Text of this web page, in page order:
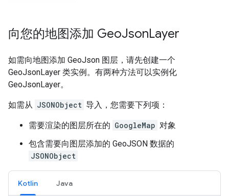
向您的地图添加 GeoJsonLayer
如需向地图添加 GeoJson 图层，请先创建一个
GeoJsonLayer 类实例。有两种方法可以实例化
GeoJsonLayer。
如需从 JSONObject 导入，您需要下列项：
需要渲染的图层所在的 GoogleMap 对象
包含需要向图层添加的 GeoJSON 数据的
JSONObject
Kotlin Java